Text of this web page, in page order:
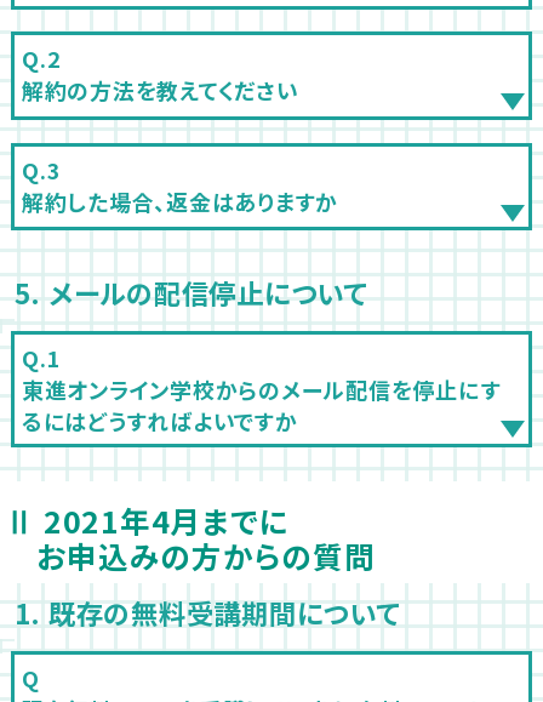
解約の方法を教えてください
解約した場合、返金はありますか
5. メールの配信停止について
東進オンライン学校からのメール配信を停止にす
るにはどうすればよいですか
Ⅱ 2021年4月までに
お申込みの方からの質問
1. 既存の無料受講期間について